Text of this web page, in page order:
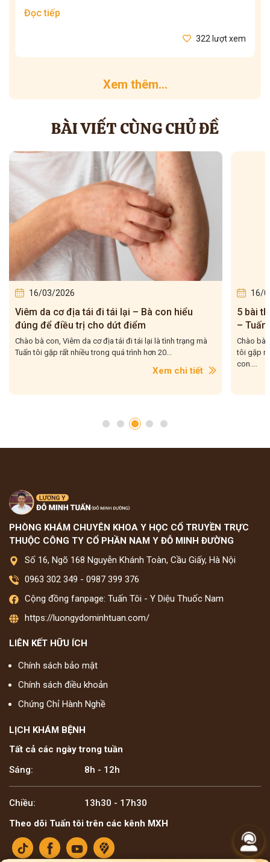
Đọc tiếp
322 lượt xem
Xem thêm...
BÀI VIẾT CÙNG CHỦ ĐỀ
16/03/2026
Viêm da cơ địa tái đi tái lại – Bà con hiểu
đúng để điều trị cho dứt điểm
Chào bà con, Viêm da cơ địa tái đi tái lại là tình trạng mà
Tuấn tôi gặp rất nhiều trong quá trình hơn 20...
Xem chi tiết
16/
5 bài
–
Chào bà
tôi gặp
con....
PHÒNG KHÁM CHUYÊN KHOA Y HỌC CỔ TRUYỀN TRỰC
THUỘC CÔNG TY CỔ PHẦN NAM Y ĐỖ MINH ĐƯỜNG
Số 16, Ngõ 168 Nguyễn Khánh Toàn, Cầu Giấy, Hà Nội
0963 302 349 - 0987 399 376
Cộng đồng fanpage: Tuấn Tôi - Y Diệu Thuốc Nam
https://luongydominhtuan.com/
LIÊN KẾT HỮU ÍCH
Chính sách bảo mật
Chính sách điều khoản
Chứng Chỉ Hành Nghề
LỊCH KHÁM BỆNH
Tất cả các ngày trong tuần
Sáng:
8h - 12h
Chiều:
13h30 - 17h30
Theo dõi Tuấn tôi trên các kênh MXH